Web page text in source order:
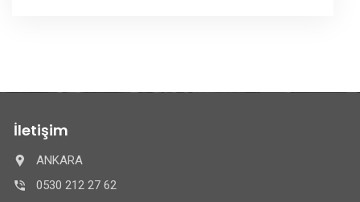
İletişim
ANKARA
0530 212 27 62